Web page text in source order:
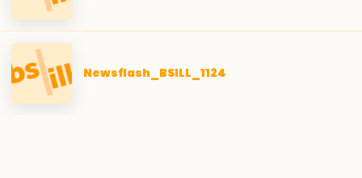
Newsflash_BSILL_1124